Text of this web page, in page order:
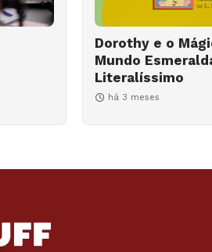
Dorothy e o
Mundo
Literalíssimo
há 3 meses